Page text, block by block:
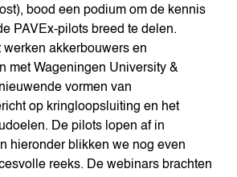
bood een podium om de kennis
PAVEx-pilots breed te delen.
akkerbouwers en
met Wageningen University &
vormen van
op kringloopsluiting en het
De pilots lopen af in
hieronder blikken we nog even
reeks. De webinars brachten